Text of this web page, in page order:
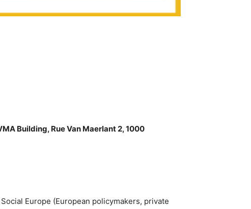
Building, Rue Van Maerlant 2, 1000
Europe (European policymakers, private